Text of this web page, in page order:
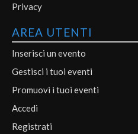
Privacy
AREA UTENTI
Inserisci un evento
Gestisci i tuoi eventi
Promuovi i tuoi eventi
Accedi
Registrati